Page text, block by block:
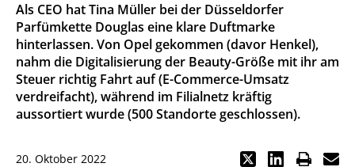
Als CEO hat Tina Müller bei der Düsseldorfer
Parfümkette Douglas eine klare Duftmarke
hinterlassen. Von Opel gekommen (davor Henkel),
nahm die Digitalisierung der Beauty-Größe mit ihr am
Steuer richtig Fahrt auf (E-Commerce-Umsatz
verdreifacht), während im Filialnetz kräftig
aussortiert wurde (500 Standorte geschlossen).
20. Oktober 2022